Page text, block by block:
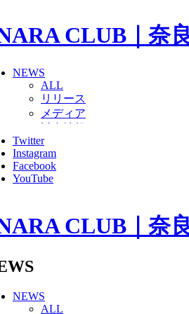
NEWS
ALL
リリース
メディア
グッズ
ファンコミュニティ
普及・育成
ホームタウン
その他
TEAM
チアダンススクール
Twitter
Instagram
Facebook
YouTube
NEWS
ALL